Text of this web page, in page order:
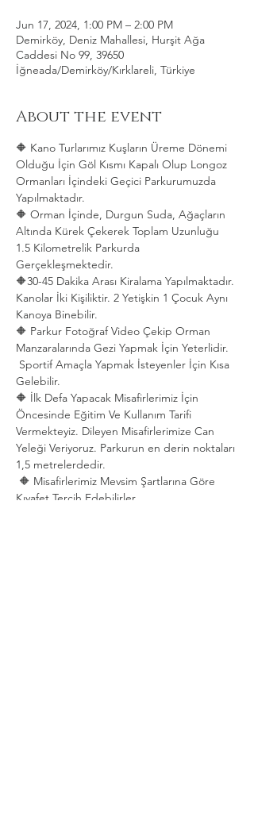
Jun 17, 2024, 1:00 PM – 2:00 PM
Demirköy, Deniz Mahallesi, Hurşit Ağa
Caddesi No 99, 39650
İğneada/Demirköy/Kırklareli, Türkiye
About the event
🔶 Kano Turlarımız Kuşların Üreme Dönemi
Olduğu İçin Göl Kısmı Kapalı Olup Longoz
Ormanları İçindeki Geçici Parkurumuzda
Yapılmaktadır.
🔶 Orman İçinde, Durgun Suda, Ağaçların
Altında Kürek Çekerek Toplam Uzunluğu
1.5 Kilometrelik Parkurda
Gerçekleşmektedir.
🔶30-45 Dakika Arası Kiralama Yapılmaktadır.
Kanolar İki Kişiliktir. 2 Yetişkin 1 Çocuk Aynı
Kanoya Binebilir.
🔶 Parkur Fotoğraf Video Çekip Orman
Manzaralarında Gezi Yapmak İçin Yeterlidir.
Sportif Amaçla Yapmak İsteyenler İçin Kısa
Gelebilir.
🔶 İlk Defa Yapacak Misafirlerimiz İçin
Öncesinde Eğitim Ve Kullanım Tarifi
Vermekteyiz. Dileyen Misafirlerimize Can
Yeleği Veriyoruz. Parkurun en derin noktaları
1,5 metrelerdedir.
🔶 Misafirlerimiz Mevsim Şartlarına Göre
Kıyafet Tercih Edebilirler.